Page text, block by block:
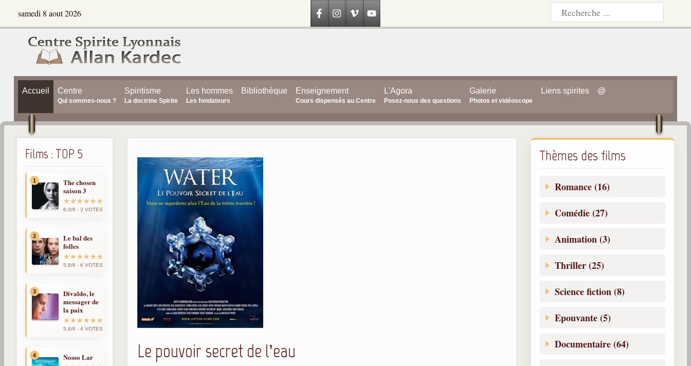
samedi 8 aout 2026
Accueil Centre
Qui sommes-nous ?
Spiritisme
La doctrine Spirite
Les hommes
Les fondateurs
Bibliothèque Enseignement
Cours dispensés au Centre
L'Agora
Posez-nous des questions
Galerie
Photos et vidéoscope
Liens spirites @
Films : TOP 5
1
The chosen
saison 3
6,0/6 - 3 VOTES
2
Le bal des
folles
5,8/6 - 6 VOTES
3
Divaldo, le
messager de
la paix
5,8/6 - 4 VOTES
4 Nosso Lar Le pouvoir secret de l’eau
Thèmes des films
Romance (16)
Comédie (27)
Animation (3)
Thriller (25)
Science fiction (8)
Epouvante (5)
Documentaire (64)